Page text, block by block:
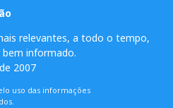
relevantes, a todo o tempo,
informado.
2007
uso das informações